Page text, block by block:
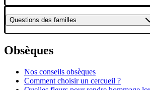
Questions des familles
Obsèques
Nos conseils obsèques
Comment choisir un cercueil ?